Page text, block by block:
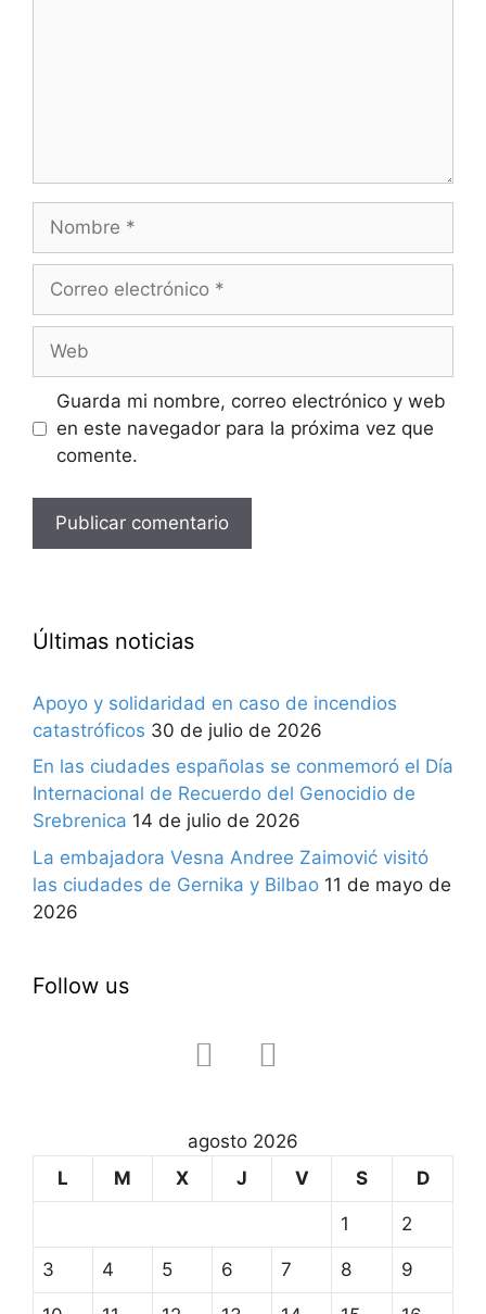
Nombre
Correo
Web
Guarda mi nombre, correo electrónico y web
en este navegador para la próxima vez que
comente.
Últimas noticias
Apoyo y solidaridad en caso de incendios
catastróficos 30 de julio de 2026
En las ciudades españolas se conmemoró el Día
Internacional de Recuerdo del Genocidio de
Srebrenica 14 de julio de 2026
La embajadora Vesna Andree Zaimović visitó
las ciudades de Gernika y Bilbao 11 de mayo de
2026
Follow us
facebook instagram
agosto 2026
L
M X J V S D
1 2
3 4 5 6 7 8 9